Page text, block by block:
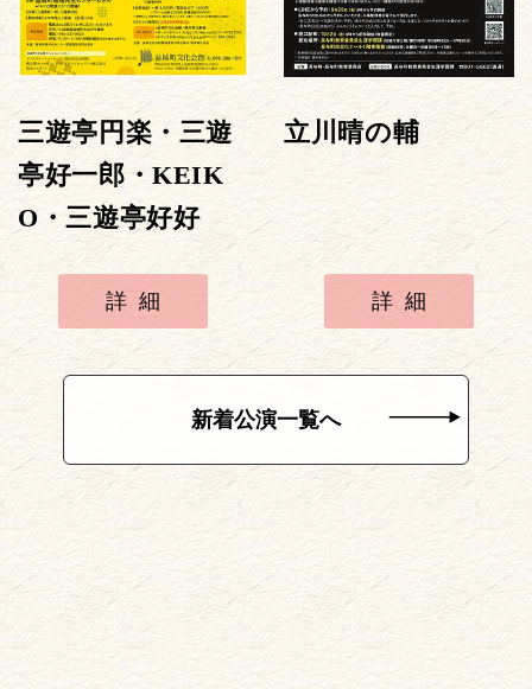
三遊亭円楽・三遊
亭好一郎・KEIK
O・三遊亭好好
詳細
立川晴の輔
詳細
新着公演一覧へ